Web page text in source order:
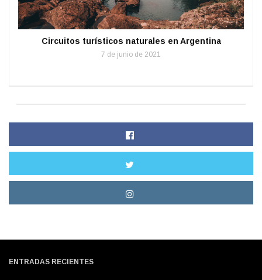
Circuitos turísticos naturales en Argentina
7 de junio de 2021
ENTRADAS RECIENTES